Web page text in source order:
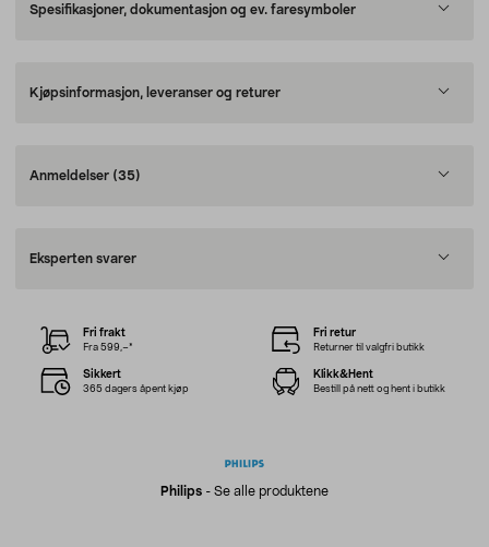
Spesifikasjoner, dokumentasjon og ev. faresymboler
Kjøpsinformasjon, leveranser og returer
Anmeldelser (35)
Eksperten svarer
Philips - Se alle produktene
Fri frakt
Fra 599,–*
Fri retur
Returner til valgfri butikk
Sikkert
365 dagers åpent kjøp
Klikk&Hent
Bestill på nett og hent i butikk